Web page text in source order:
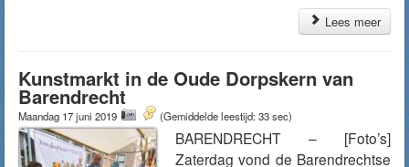
Lees meer
Kunstmarkt in de Oude Dorpskern van
Barendrecht
Maandag 17 juni 2019 (Gemiddelde leestijd: 33 sec)
BARENDRECHT – [Foto’s]
Zaterdag vond de Barendrechtse